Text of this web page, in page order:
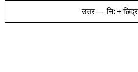
उत्तर— नि: + छिद्र